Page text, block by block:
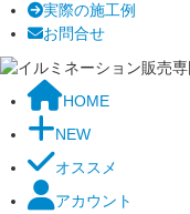
実際の施工例
お問合せ
HOME
NEW
オススメ
アカウント